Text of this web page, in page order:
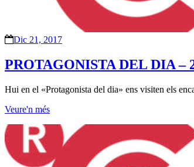
Dic 21, 2017
PROTAGONISTA DEL DIA –
Hui en el «Protagonista del dia» ens visiten els
Veure'n més